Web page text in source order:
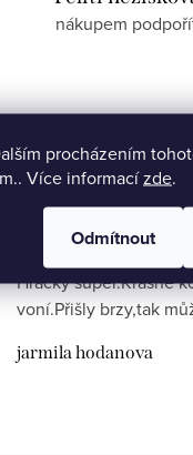
procházením
Více informacízde.
Odmítnout
nákupem
Hračky super.Krásně
voní.Přišly brzy,tak
jarmila hodanova